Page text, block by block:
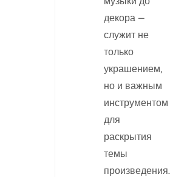
декора —
служит не
только
украшением,
но и важным
инструментом
для
раскрытия
темы
произведения.